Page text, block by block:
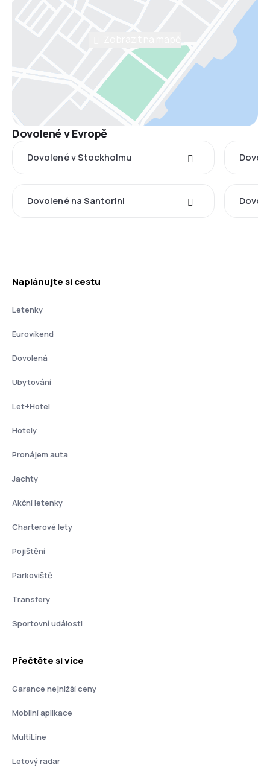
Dovolené v Evropě
Dovolené v Stockholmu
Dovolené na Santorini
Naplánujte si cestu
Letenky
Eurovíkend
Dovolená
Ubytování
Let+Hotel
Hotely
Pronájem auta
Jachty
Akční letenky
Charterové lety
Pojištění
Parkoviště
Transfery
Sportovní události
Přečtěte si více
Garance nejnižší ceny
Mobilní aplikace
MultiLine
Letový radar